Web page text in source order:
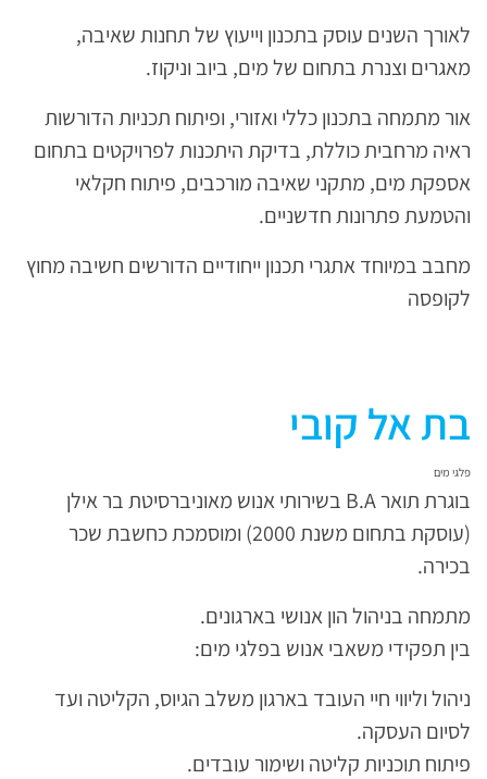
לאורך השנים עוסק בתכנון וייעוץ של תחנות שאיבה,
מאגרים וצנרת בתחום של מים, ביוב וניקוז.
אור מתמחה בתכנון כללי ואזורי, ופיתוח תכניות הדורשות
ראיה מרחבית כוללת, בדיקת היתכנות לפרויקטים בתחום
אספקת מים, מתקני שאיבה מורכבים, פיתוח חקלאי
והטמעת פתרונות חדשניים.
מחבב במיוחד אתגרי תכנון ייחודיים הדורשים חשיבה מחוץ
לקופסה
בת אל קובי
פלגי מים
בוגרת תואר B.A בשירותי אנוש מאוניברסיטת בר אילן
(עוסקת בתחום משנת 2000) ומוסמכת כחשבת שכר
בכירה.
מתמחה בניהול הון אנושי בארגונים.
בין תפקידי משאבי אנוש בפלגי מים:
ניהול וליווי חיי העובד בארגון משלב הגיוס, הקליטה ועד
לסיום העסקה.
פיתוח תוכניות קליטה ושימור עובדים.